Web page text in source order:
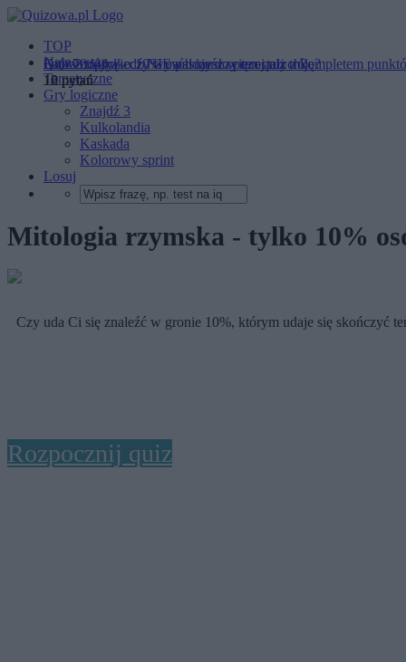
TOP
Najnowsze
Tematyczne
Gry logiczne
Znajdź 3
Kulkolandia
Kaskada
Kolorowy sprint
Losuj
Mitologia rzymska - tylko 10%
Czy uda Ci się znaleźć w gronie 10%, którym udaje się skończyć
Rozpocznij quiz
Która odpowiedź NIE pasuje do pozostałych?
12 pytań
Lata 70. - tylko 10% osób kończy ten quiz z kompletem
10 pytań
Quiz z trójką - czy wywalczysz więcej niż tróję?
10 pytań